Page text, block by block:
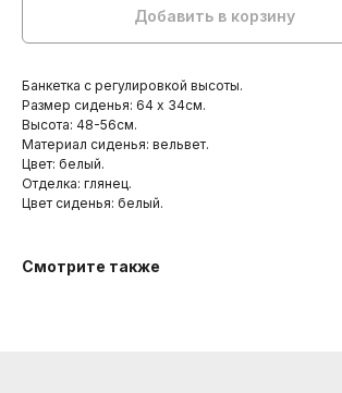
Добавить в корзину
Банкетка с регулировкой высоты.
Размер сиденья: 64 х 34см.
Высота: 48-56см.
Материал сиденья: вельвет.
Цвет: белый.
Отделка: глянец.
Цвет сиденья: белый.
Смотрите также